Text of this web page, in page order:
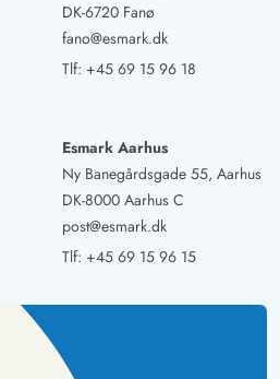
DK-6720 Fanø
fano@esmark.dk
Tlf: +45 69 15 96 18
Esmark Aarhus
Ny Banegårdsgade 55, Aarhus
DK-8000 Aarhus C
post@esmark.dk
Tlf: +45 69 15 96 15